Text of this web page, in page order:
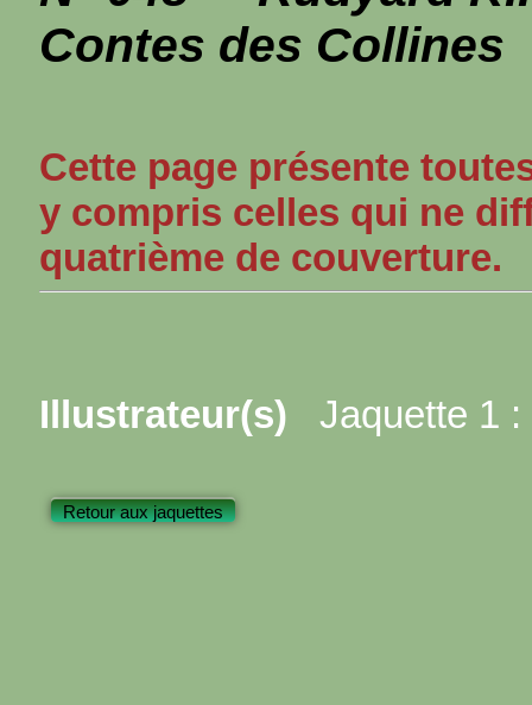
Contes des Collines
Cette page présente
y compris celles qui ne
quatrième de couverture.
Illustrateur(s) Jaquette 1 :
Retour aux jaquettes